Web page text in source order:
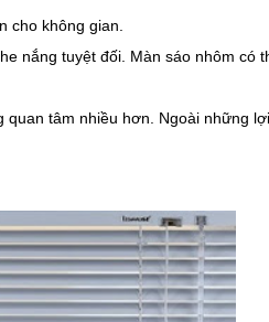
cho không gian.
nắng tuyệt đối. Màn sáo nhôm có
tâm nhiều hơn. Ngoài những